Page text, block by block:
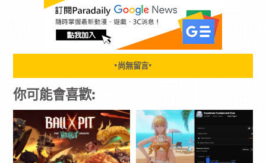
▼ 尚無留言▼
你可能會喜歡: